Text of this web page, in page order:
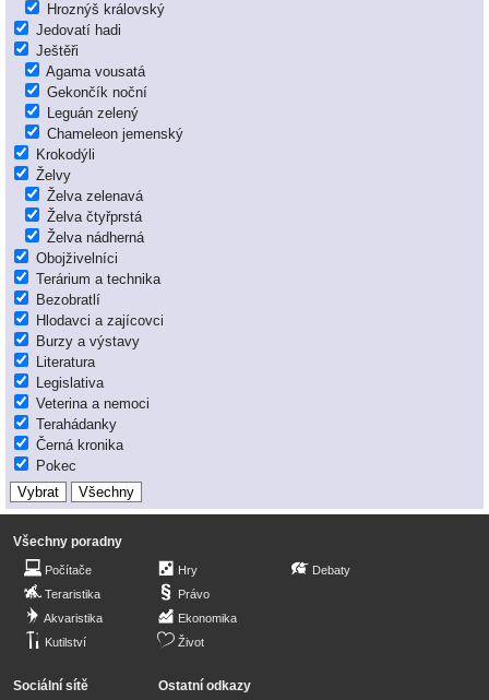
Hroznýš královský
Jedovatí hadi
Ještěři
Agama vousatá
Gekončík noční
Leguán zelený
Chameleon jemenský
Krokodýli
Želvy
Želva zelenavá
Želva čtyřprstá
Želva nádherná
Obojživelníci
Terárium a technika
Bezobratlí
Hlodavci a zajícovci
Burzy a výstavy
Literatura
Legislativa
Veterina a nemoci
Terahádanky
Černá kronika
Pokec
Všechny poradny
Počítače
Teraristika
Akvaristika
Kutilství
Hry
Právo
Ekonomika
Život
Debaty
Sociální sítě Ostatní odkazy